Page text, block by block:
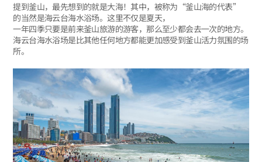
提到釜山，最先想到的就是大海！其中，被称为“釜山海的代表”
的当然是海云台海水浴场。这里不仅是夏天，
一年四季只要是前来釜山旅游的游客，那么至少都会去一次的地方。
海云台海水浴场是比其他任何地方都能更加感受到釜山活力氛围的场
所。